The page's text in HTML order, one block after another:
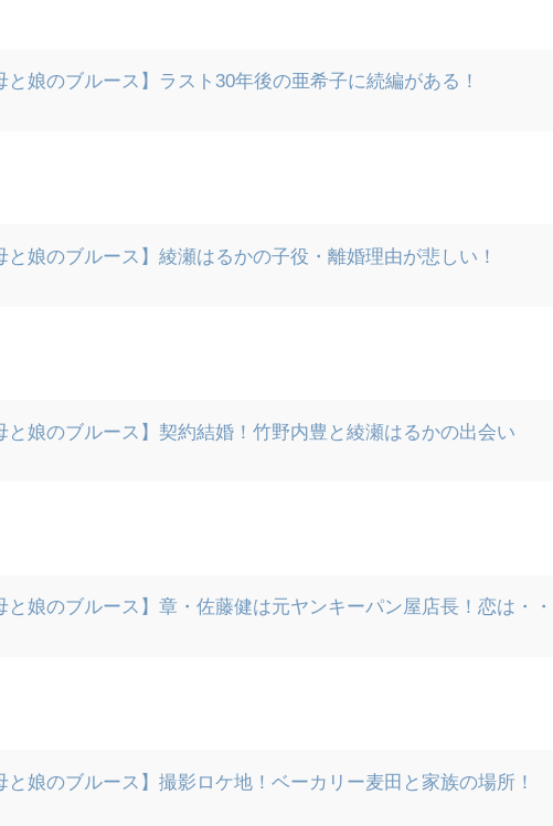
と娘のブルース】ラスト30年後の亜希子に続編がある！
と娘のブルース】綾瀬はるかの子役・離婚理由が悲しい！
と娘のブルース】契約結婚！竹野内豊と綾瀬はるかの出会い
と娘のブルース】章・佐藤健は元ヤンキーパン屋店長！恋は・・
と娘のブルース】撮影ロケ地！ベーカリー麦田と家族の場所！